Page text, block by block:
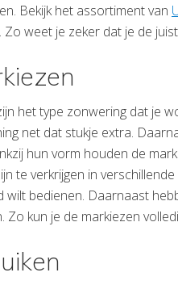
Bekijk het assortiment van
Zo weet je zeker dat je de
het type zonwering dat je
net dat stukje extra.
hun vorm houden de
te verkrijgen in
wilt bedienen. Daarnaast
Zo kun je de markiezen